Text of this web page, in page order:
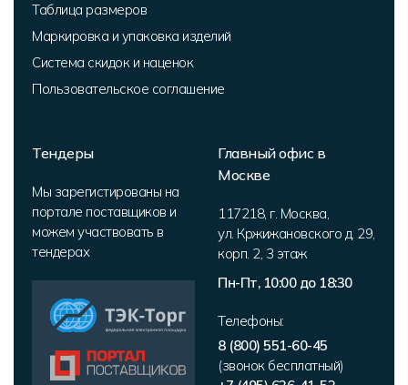
Таблица размеров
Маркировка и упаковка изделий
Система скидок и наценок
Пользовательское соглашение
Тендеры
Мы зарегистированы на
портале поставщиков и
можем участвовать в
тендерах
Главный офис в
Москве
117218, г. Москва,
ул. Кржижановского д. 29,
корп. 2, 3 этаж
Пн-Пт, 10:00 до 18:30
Телефоны:
8 (800) 551-60-45
(звонок бесплатный)